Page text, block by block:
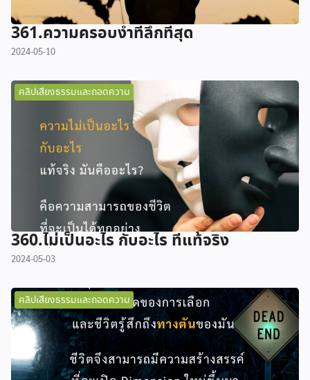
361.ความครอบงำที่ลึกที่สุด
2024-05-10
คลิปเสียงธรรมและถอดความ
360.ไม่เป็นอะไร กับอะไร ที่แท้จริง
2024-05-03
คลิปเสียงธรรมและถอดความ